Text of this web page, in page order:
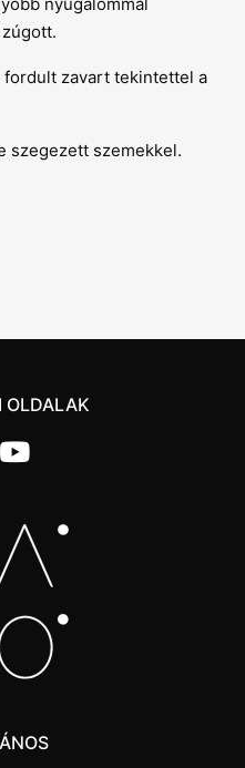
fordult zavart tekintettel a
szegezett szemekkel.
OLDALAK